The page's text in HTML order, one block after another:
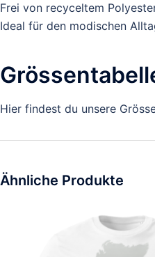
Frei von recyceltem
Ideal für den modischen
Hier findest du unsere
Ähnliche Produkte